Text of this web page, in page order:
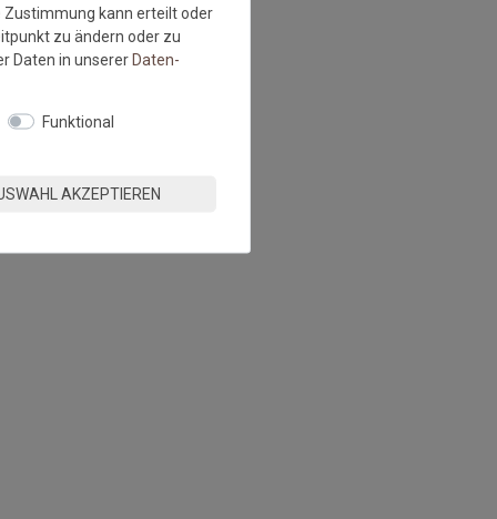
Zustimmung kann erteilt oder
zu ändern oder zu
Daten in unsererDaten­
Funktional
AKZEPTIEREN